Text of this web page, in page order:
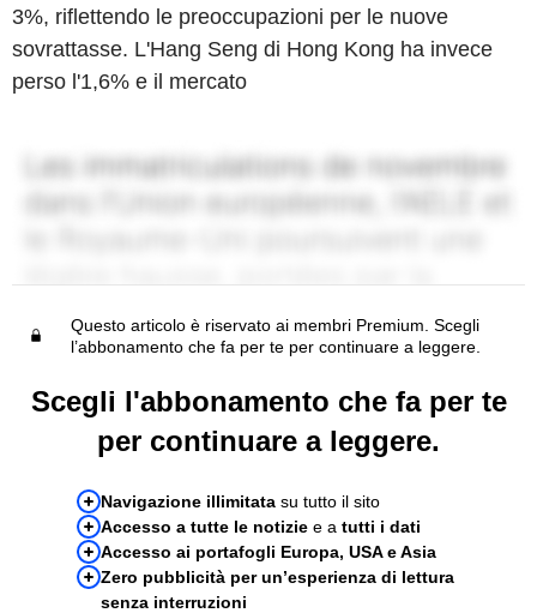
3%, riflettendo le preoccupazioni per le nuove
sovrattasse. L'Hang Seng di Hong Kong ha invece
perso l'1,6% e il mercato
Questo articolo è riservato ai membri Premium. Scegli
l’abbonamento che fa per te per continuare a leggere.
Scegli l'abbonamento che fa per te
per continuare a leggere.
Navigazione illimitata su tutto il sito
Accesso a tutte le notizie e a tutti i dati
Accesso ai portafogli Europa, USA e Asia
Zero pubblicità per un’esperienza di lettura
senza interruzioni